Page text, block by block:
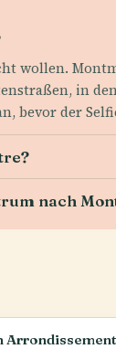
wollen.
in
bevor der
nach